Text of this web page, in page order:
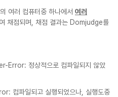
여러 컴퓨터중 하나에서 여러
채점되며, 채점 결과는 Domjudge를
Error: 정상적으로 컴파일되지 않았
컴파일되고 실행되었으나, 실행도중